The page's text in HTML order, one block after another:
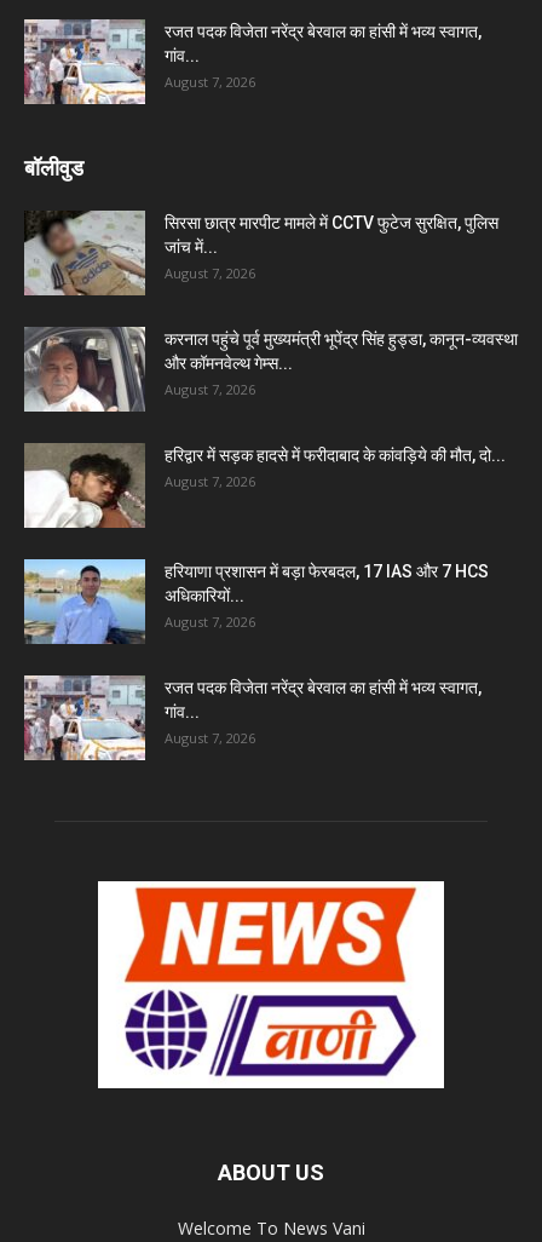
रजत पदक विजेता नरेंद्र बेरवाल का हांसी में भव्य स्वागत,
गांव...
August 7, 2026
बॉलीवुड
सिरसा छात्र मारपीट मामले में CCTV फुटेज सुरक्षित, पुलिस
जांच में...
August 7, 2026
करनाल पहुंचे पूर्व मुख्यमंत्री भूपेंद्र सिंह हुड्डा, कानून-व्यवस्था
और कॉमनवेल्थ गेम्स...
August 7, 2026
हरिद्वार में सड़क हादसे में फरीदाबाद के कांवड़िये की मौत, दो...
August 7, 2026
हरियाणा प्रशासन में बड़ा फेरबदल, 17 IAS और 7 HCS
अधिकारियों...
August 7, 2026
रजत पदक विजेता नरेंद्र बेरवाल का हांसी में भव्य स्वागत,
गांव...
August 7, 2026
ABOUT US
Welcome To News Vani